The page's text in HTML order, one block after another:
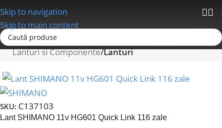
Skip to navigation
Skip to main content
Prima pagină
Lanturi si Componente Lanturi
SKU: C137103
Lant SHIMANO 11v HG601 Quick Link 116 zale